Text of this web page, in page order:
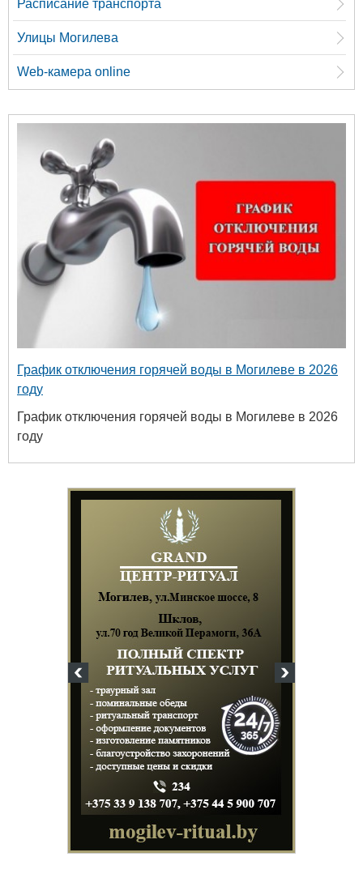
Расписание транспорта
Улицы Могилева
Web-камера online
График отключения горячей воды в Могилеве в 2026
году
График отключения горячей воды в Могилеве в 2026
году